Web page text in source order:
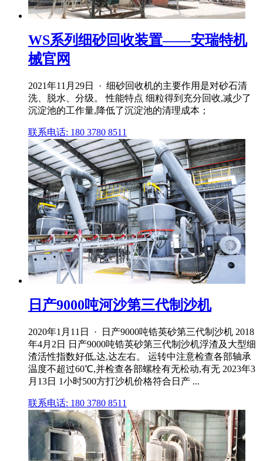
WS系列细砂回收装置——安瑞特机
械官网
2021年11月29日 · 细砂回收机的主要作用是对砂石清
洗、脱水、分级。 性能特点 细粒得到充分回收,减少了
沉淀池的工作量,降低了沉淀池的清理成本；
联系电话: 180 3780 8511
日产9000吨河沙第三代制沙机
2020年1月11日 · 日产9000吨锆英砂第三代制沙机 2018
年4月2日 日产9000吨锆英砂第三代制沙机浮渣及大型细
渣活性指数好低,达,达左右。 运转中注意检查各部轴承
温度不超过60℃,并检查各部螺栓有无松动,有无 2023年3
月13日 1小时500方打沙机价格符合日产 ...
联系电话: 180 3780 8511